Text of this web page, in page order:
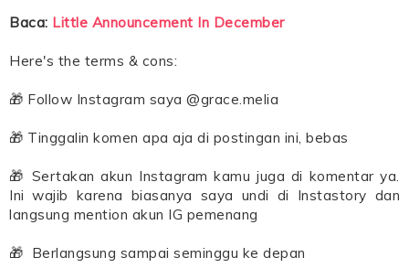
Baca: Little Announcement In December
Here's the terms & cons:
🎁 Follow Instagram saya @grace.melia
🎁 Tinggalin komen apa aja di postingan ini, bebas
🎁 Sertakan akun Instagram kamu juga di komentar ya.
Ini wajib karena biasanya saya undi di Instastory dan
langsung mention akun IG pemenang
🎁 Berlangsung sampai seminggu ke depan